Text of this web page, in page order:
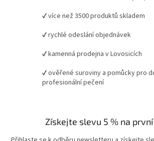
✔ více než 3500 produktů skladem
✔ rychlé odeslání objednávek
✔ kamenná prodejna v Lovosicích
✔ ověřené suroviny a pomůcky pro
profesionální pečení
Získejte slevu 5 % na